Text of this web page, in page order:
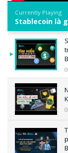
Currently Playing